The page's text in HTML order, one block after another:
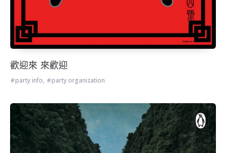
歡迎來 來歡迎
party info, party organization